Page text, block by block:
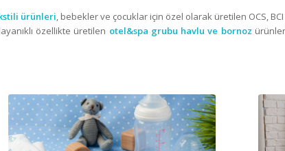
ürünleri, bebekler ve çocuklar için özel olarak üretilen OCS, BCI
özellikte üretilen otel&spa grubu havlu ve bornoz